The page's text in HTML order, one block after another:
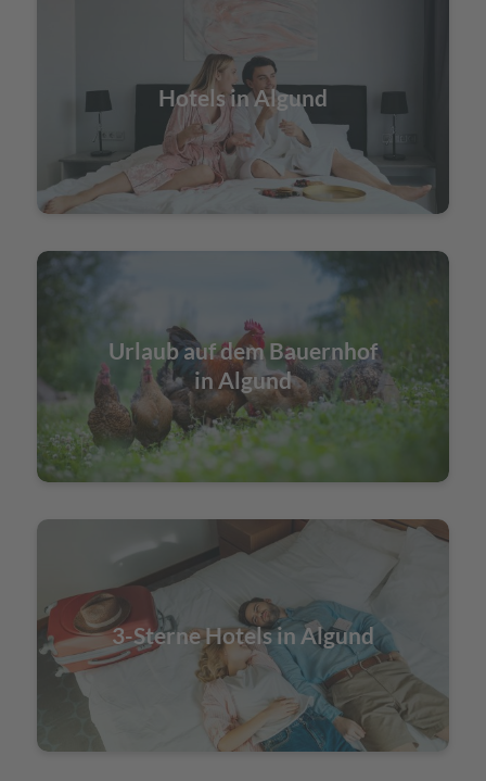
Hotels in Algund
Urlaub auf dem Bauernhof
in Algund
3-Sterne Hotels in Algund